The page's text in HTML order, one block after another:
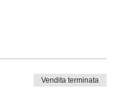
Vendita terminata